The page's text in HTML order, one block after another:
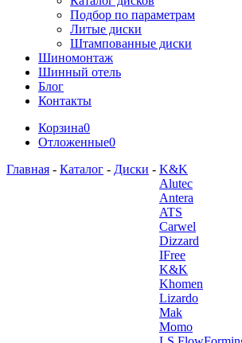
Подбор по параметрам
Литые диски
Штампованные диски
Шиномонтаж
Шинный отель
Блог
Контакты
Корзина0
Отложенные0
Главная - Каталог - Диски - K&K
Alutec
Antera
ATS
Carwel
Dizzard
IFree
K&K
Khomen
Lizardo
Mak
Momo